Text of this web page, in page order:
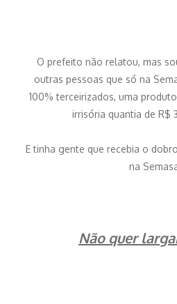
O prefeito não relatou, mas
outras pessoas que só na
100% terceirizados, uma
irrisória quantia de R$
E tinha gente que recebia o
na
Não quer